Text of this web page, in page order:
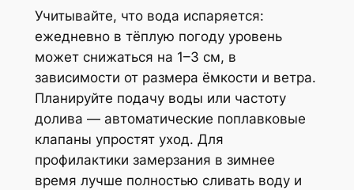
Учитывайте, что вода испаряется:
ежедневно в тёплую погоду уровень
может снижаться на 1–3 см, в
зависимости от размера ёмкости и ветра.
Планируйте подачу воды или частоту
долива — автоматические поплавковые
клапаны упростят уход. Для
профилактики замерзания в зимнее
время лучше полностью сливать воду и